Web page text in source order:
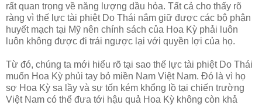
rất quan trọng về năng lượng dầu hỏa. Tất cả cho thấy rõ
ràng vì thế lực tài phiệt Do Thái nắm giữ được các bộ phận
huyết mạch tại Mỹ nên chính sách của Hoa Kỳ phải luôn
luôn không được đi trái ngược lại với quyền lợi của họ.
Từ đó, chúng ta mới hiểu rõ tại sao thế lực tài phiệt Do Thái
muốn Hoa Kỳ phủi tay bỏ miền Nam Việt Nam. Đó là vì họ
sợ Hoa Kỳ sa lầy và sự tốn kém khổng lồ tại chiến trường
Việt Nam có thể đưa tới hậu quả Hoa Kỳ không còn khả